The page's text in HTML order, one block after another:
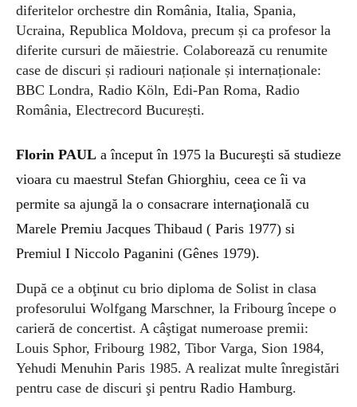
diferitelor orchestre din România, Italia, Spania,
Ucraina, Republica Moldova, precum și ca profesor la
diferite cursuri de măiestrie. Colaborează cu renumite
case de discuri și radiouri naționale și internaționale:
BBC Londra, Radio Köln, Edi-Pan Roma, Radio
România, Electrecord București.
Florin PAUL a început în 1975 la Bucureşti să studieze
vioara cu maestrul Stefan Ghiorghiu, ceea ce îi va
permite sa ajungă la o consacrare internaţională cu
Marele Premiu Jacques Thibaud ( Paris 1977) si
Premiul I Niccolo Paganini (Gênes 1979).
După ce a obţinut cu brio diploma de Solist in clasa
profesorului Wolfgang Marschner, la Fribourg începe o
carieră de concertist. A câştigat numeroase premii:
Louis Sphor, Fribourg 1982, Tibor Varga, Sion 1984,
Yehudi Menuhin Paris 1985. A realizat multe înregistări
pentru case de discuri şi pentru Radio Hamburg.